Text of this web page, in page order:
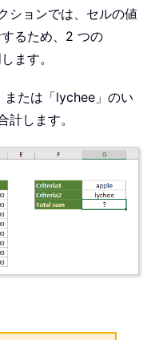
ションでは、セルの値
るため、2 つの
ます。
たは「lychee」のい
します。